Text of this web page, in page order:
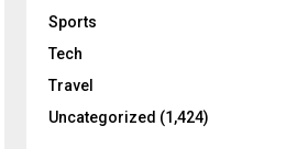
Sports
Tech
Travel
Uncategorized (1,424)